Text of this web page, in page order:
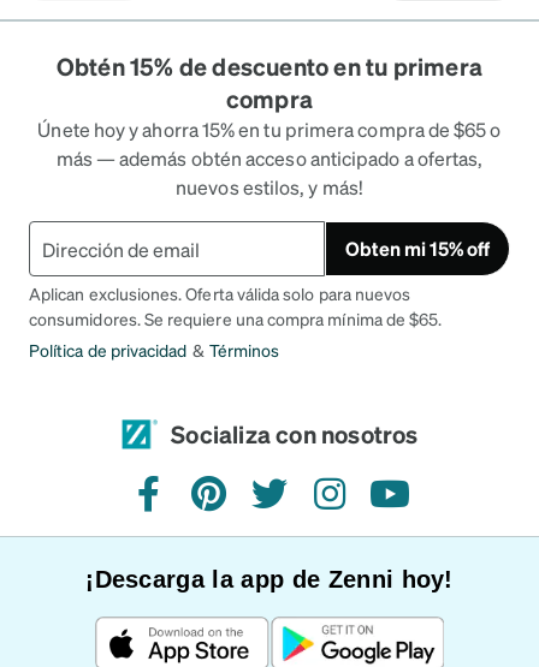
Obtén 15% de descuento en tu primera
compra
Únete hoy y ahorra 15% en tu primera compra de $65 o
más — además obtén acceso anticipado a ofertas,
nuevos estilos, y más!
Obten mi 15% off
Aplican exclusiones. Oferta válida solo para nuevos
consumidores. Se requiere una compra mínima de $65.
Política de privacidad & Términos
Socializa con nosotros
FacebookPinterestTwitterInstagramYouTube
¡Descarga la app de Zenni hoy!